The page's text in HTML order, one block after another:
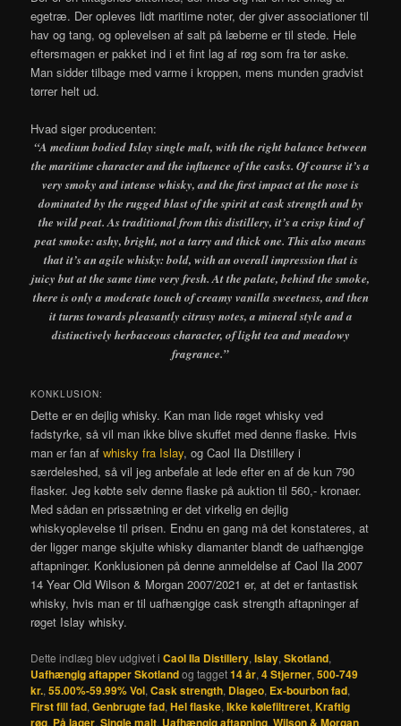
egetræ. Der opleves lidt maritime noter, der giver associationer til
hav og tang, og oplevelsen af salt på læberne er til stede. Hele
eftersmagen er pakket ind i et fint lag af røg som fra tør aske.
Man sidder tilbage med varme i kroppen, mens munden gradvist
tørrer helt ud.
Hvad siger producenten:
“A medium bodied Islay single malt, with the right balance between
the maritime character and the influence of the casks. Of course it’s a
very smoky and intense whisky, and the first impact at the nose is
dominated by the rugged blast of the spirit at cask strength and by
the wild peat. As traditional from this distillery, it’s a crisp kind of
peat smoke: ashy, bright, not a tarry and thick one. This also means
that it’s an agile whisky: bold, with an overall impression that is
juicy but at the same time very fresh. At the palate, behind the smoke,
there is only a moderate touch of creamy vanilla sweetness, and then
it turns towards pleasantly citrusy notes, a mineral style and a
distinctively herbaceous character, of light tea and meadowy
fragrance.”
KONKLUSION:
Dette er en dejlig whisky. Kan man lide røget whisky ved
fadstyrke, så vil man ikke blive skuffet med denne flaske. Hvis
man er fan afwhisky fra Islay, og Caol Ila Distillery i
særdeleshed, så vil jeg anbefale at lede efter en af de kun 790
flasker. Jeg købte selv denne flaske på auktion til 560,- kronaer.
Med sådan en prissætning er det virkelig en dejlig
whiskyoplevelse til prisen. Endnu en gang må det konstateres, at
der ligger mange skjulte whisky diamanter blandt de uafhængige
aftapninger. Konklusionen på denne anmeldelse af Caol Ila 2007
14 Year Old Wilson & Morgan 2007/2021 er, at det er fantastisk
whisky, hvis man er til uafhængige cask strength aftapninger af
røget Islay whisky.
Dette indlæg blev udgivet iCaol Ila Distillery,Islay,Skotland,
Uafhængig aftapper Skotlandog tagget14 år,4 Stjerner,500-749
kr.,55.00%-59.99% Vol,Cask strength, Diageo, Ex-bourbon fad,
First fill fad,Genbrugte fad,Hel flaske,Ikke kølefiltreret,Kraftig
røg, På lager,Single malt, Uafhængig aftapning,Wilson & Morgan